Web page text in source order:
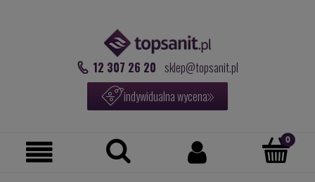
12 307 26 20 sklep@topsanit.pl
indywidualna wycena